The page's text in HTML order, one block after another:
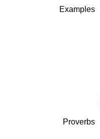
Examples
Proverbs